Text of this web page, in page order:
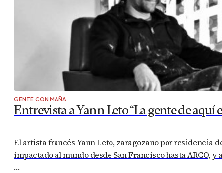
GENTE CON MAÑA
Entrevista a Yann Leto “La gente de aquí
El artista francés Yann Leto, zaragozano por residencia
impactado al mundo desde San Francisco hasta ARCO,
…